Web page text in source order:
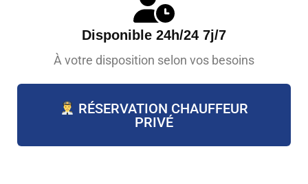
Disponible 24h/24 7j/7
À votre disposition selon vos besoins
RÉSERVATION CHAUFFEUR
PRIVÉ